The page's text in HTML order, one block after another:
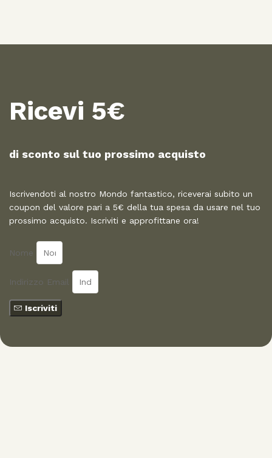
Ricevi 5€
di sconto sul tuo prossimo acquisto​
Iscrivendoti al nostro Mondo fantastico, riceverai subito un
coupon del valore pari a 5€ della tua spesa da usare nel tuo
prossimo acquisto. Iscriviti e approfittane ora!
Nome
Indirizzo Email
Iscriviti